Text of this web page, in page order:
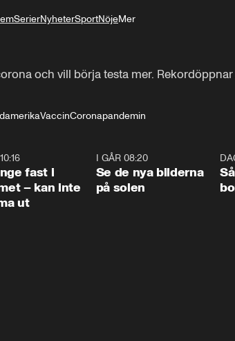
SerierNyheterSportNöjeMer
och vill börja testa mer.
VaccinCoronapandemin
fast i
– kan inte
ut
I GÅR 08:20
Se de nya bilderna
på solen